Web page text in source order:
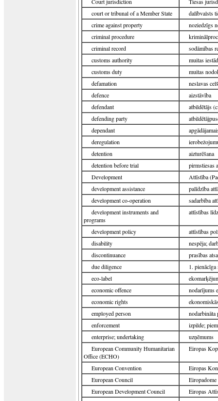
court or tribunal of a Member State
dalībvalsts
crime against property
noziedzīgs
criminal procedure
criminal record
sodāmības
customs authority
muitas
customs duty
muitas
defamation
neslavas
defence
aizstāvība
defendant
atbildētājs
defending party
dependant
deregulation
detention
aizturēšana
detention before trial
pirmstiesas
Development
Attīstība
development assistance
palīdzība
development co-operation
sadarbība
development instruments and
programs
attīstības
development policy
attīstības
disability
nespēja;
discontinuance
prasības
due diligence
1.
eco-label
economic offence
nodarījums
economic rights
employed person
nodarbināta
enforcement
izpilde;
enterprise; undertaking
uzņēmums
European Community Humanitarian
Office (ECHO)
Eiropas
European Convention
Eiropas
European Council
Eiropadome
European Development Council
Eiropas